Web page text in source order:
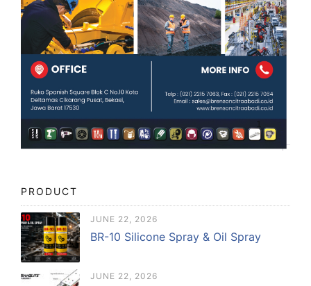
PRODUCT
JUNE 22, 2026
BR-10 Silicone Spray & Oil Spray
JUNE 22, 2026